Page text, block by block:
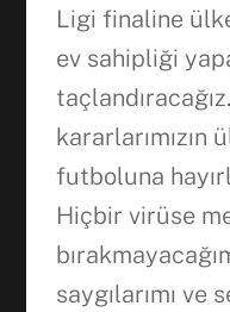
Ligi finaline
ev sahipliği
kararlarımızın
futboluna
Hiçbir virüse
saygılarımı ve